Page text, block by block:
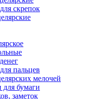
скрепок
пальцев
мелочей
бумаги
заметок